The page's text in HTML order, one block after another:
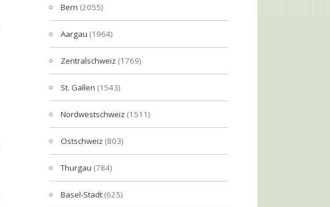
Bern (2055)
Aargau (1964)
Zentralschweiz (1769)
St. Gallen (1543)
Nordwestschweiz (1511)
Ostschweiz (803)
Thurgau (784)
Basel-Stadt (625)